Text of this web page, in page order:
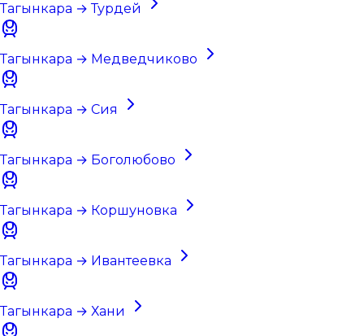
Тагынкара → Турдей
Тагынкара → Медведчиково
Тагынкара → Сия
Тагынкара → Боголюбово
Тагынкара → Коршуновка
Тагынкара → Ивантеевка
Тагынкара → Хани